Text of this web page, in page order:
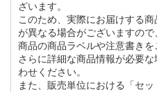
ざいます。
このため、実際にお届けする
が異なる場合がございますの
商品の商品ラベルや注意書きを
さらに詳細な商品情報が必要
わせください。
また、販売単位における「セ